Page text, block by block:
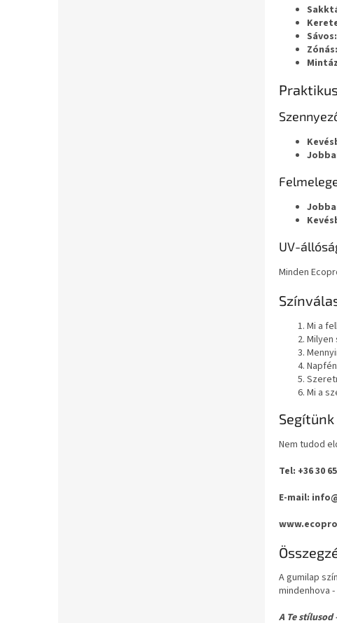
Sávos:
Zónás:
UV-
Minden
Mi a
Milyen
Mi a
Nem tudod
Tel: +36 30
E-mail:
A gumilap
mindenhova
A Te stílusod